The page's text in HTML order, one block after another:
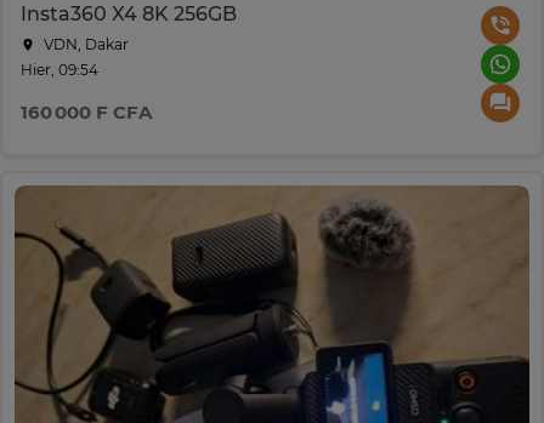
Insta360 X4 8K 256GB
VDN, Dakar
Hier, 09:54
160 000 F CFA